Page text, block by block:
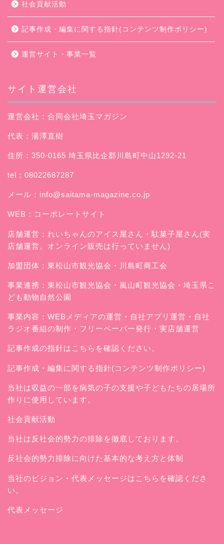
社会貢献活動
記事作成・編集に関する指針(コンテンツ制作ポリシー)
運営サイト・事業一覧
サイト運営会社
運営会社：合同会社埼玉マガジン
代表：湯澤直樹
住所：350-0165 埼玉県比企郡川島町中山1292-21
tel：08022687287
メール： info@saitama-magazine.co.jp
WEB： コーポレートサイト
店舗運営： れいちゃんのアイス屋さん ・駄菓子屋さん(実
店舗運営。オンライン販売は行っていません)
加盟団体：東松山市観光協会・川島町商工会
事業連携：東松山市観光協会・嵐山町観光協会・埼玉県こ
ども動物自然公園
事業内容：WEBメディアの運営・自社アプリ運営・自社
ラジオ番組の制作・フリーペーパー発行・実店舗運営
記事作成の指針はこちらを確認ください。
記事作成・編集に関する指針(コンテンツ制作ポリシー)
当社は収益の一部を病気の子の支援や子どもたちの居場所
作りに使用しています。
社会貢献活動
当社は反社会的勢力の排除を徹底しております。
反社会的勢力排除に向けた基本的な考え方と体制
当社のビジョン・代表メッセージはこちらを確認くださ
い。
代表メッセージ